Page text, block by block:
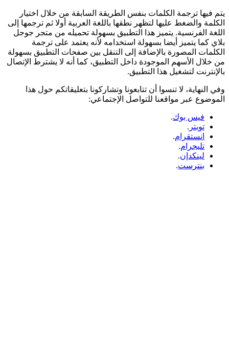
يتم فيها ترجمة الكلمات بنفس الطريقة السابقة من خلال اختيار
الكلمة والضغط عليها لتظهر نطقها باللغة العربية أولا ثم ترجمها إلى
اللغة الفرنسية. يتميز هذا التطبيق بسهولة تحميله من متجر جوجل
بلاي كما يتميز أيضا بسهولة استخدامه لأنه يعتمد على ترجمة
الكلمات المصورة بالإضافة إلى التنقل بين صفحات التطبيق بسهولة
من خلال الأسهم الموجودة داخل التطبيق، كما أنه لا يشترط الإتصال
بالإنترنت لتشغيل هذا التطبيق.
وفي النهاية، لا تنسوا أن تتابعونا وتشاركونا بتعليقاتكم حول هذا
الموضوع عبر مواقعنا للتواصل الإجتماعي:
فيس بوك.
تويتر .
انستقرام.
تليجرام.
لينكدإن.
بنترست.